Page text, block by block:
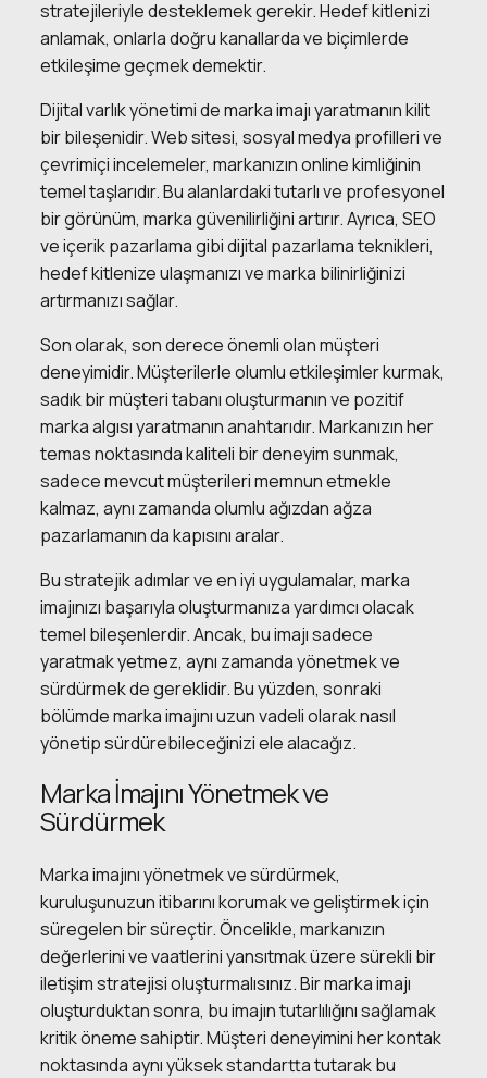
stratejileriyle desteklemek gerekir. Hedef kitlenizi
anlamak, onlarla doğru kanallarda ve biçimlerde
etkileşime geçmek demektir.
Dijital varlık yönetimi de marka imajı yaratmanın kilit
bir bileşenidir. Web sitesi, sosyal medya profilleri ve
çevrimiçi incelemeler, markanızın online kimliğinin
temel taşlarıdır. Bu alanlardaki tutarlı ve profesyonel
bir görünüm, marka güvenilirliğini artırır. Ayrıca, SEO
ve içerik pazarlama gibi dijital pazarlama teknikleri,
hedef kitlenize ulaşmanızı ve marka bilinirliğinizi
artırmanızı sağlar.
Son olarak, son derece önemli olan müşteri
deneyimidir. Müşterilerle olumlu etkileşimler kurmak,
sadık bir müşteri tabanı oluşturmanın ve pozitif
marka algısı yaratmanın anahtarıdır. Markanızın her
temas noktasında kaliteli bir deneyim sunmak,
sadece mevcut müşterileri memnun etmekle
kalmaz, aynı zamanda olumlu ağızdan ağza
pazarlamanın da kapısını aralar.
Bu stratejik adımlar ve en iyi uygulamalar, marka
imajınızı başarıyla oluşturmanıza yardımcı olacak
temel bileşenlerdir. Ancak, bu imajı sadece
yaratmak yetmez, aynı zamanda yönetmek ve
sürdürmek de gereklidir. Bu yüzden, sonraki
bölümde marka imajını uzun vadeli olarak nasıl
yönetip sürdürebileceğinizi ele alacağız.
Marka İmajını Yönetmek ve
Sürdürmek
Marka imajını yönetmek ve sürdürmek,
kuruluşunuzun itibarını korumak ve geliştirmek için
süregelen bir süreçtir. Öncelikle, markanızın
değerlerini ve vaatlerini yansıtmak üzere sürekli bir
iletişim stratejisi oluşturmalısınız. Bir marka imajı
oluşturduktan sonra, bu imajın tutarlılığını sağlamak
kritik öneme sahiptir. Müşteri deneyimini her kontak
noktasında aynı yüksek standartta tutarak bu